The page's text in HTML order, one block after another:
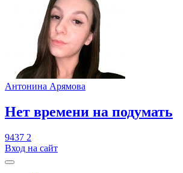
Антонина Арямова
​Нет времени на подумать
9437 2
Вход на сайт